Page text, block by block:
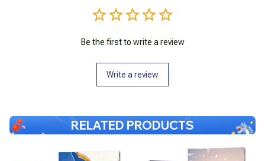
Be the first to write a review
Write a review
RELATED PRODUCTS